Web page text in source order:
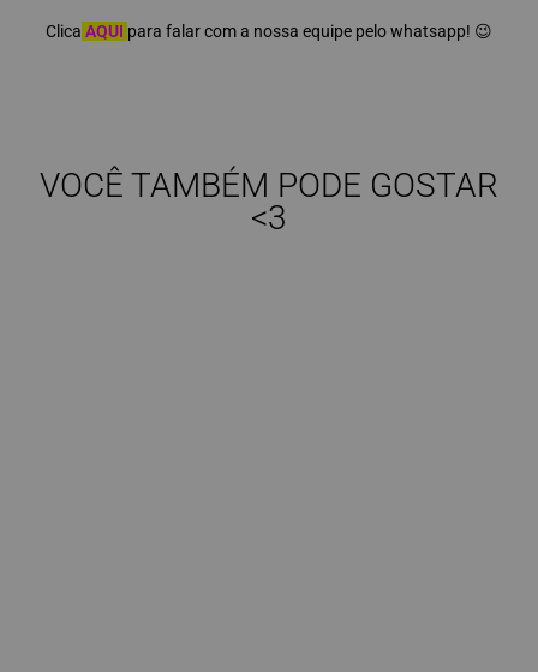
Clica AQUI para falar com a nossa equipe pelo whatsapp! 😉
VOCÊ TAMBÉM PODE GOSTAR
<3